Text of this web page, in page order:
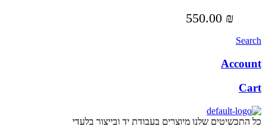
550.00 ₪
Search
Account
Cart
כל התכשיטים שלנו מיוצרים בעבודת יד ובייצור בלעדי